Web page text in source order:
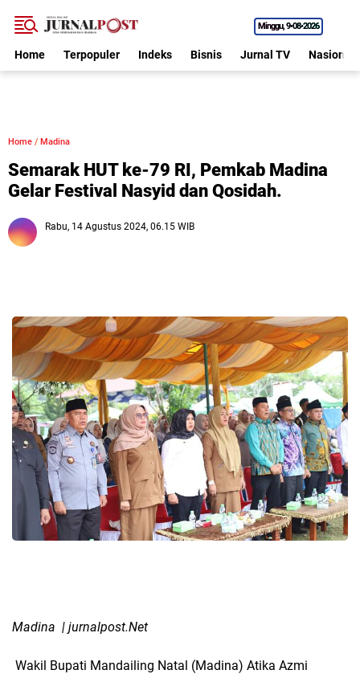
Minggu 9•08•2026
Home Terpopuler Indeks Bisnis Jurnal TV Nasional
Home / Madina
Semarak HUT ke-79 RI, Pemkab Madina
Gelar Festival Nasyid dan Qosidah.
Rabu, 14 Agustus 2024, 06.15 WIB
Madina | jurnalpost.Net
Wakil Bupati Mandailing Natal (Madina) Atika Azmi